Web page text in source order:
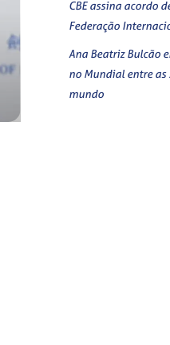
CBE assina acordo
Federação
Ana Beatriz Bulcão
no Mundial entre as
mundo